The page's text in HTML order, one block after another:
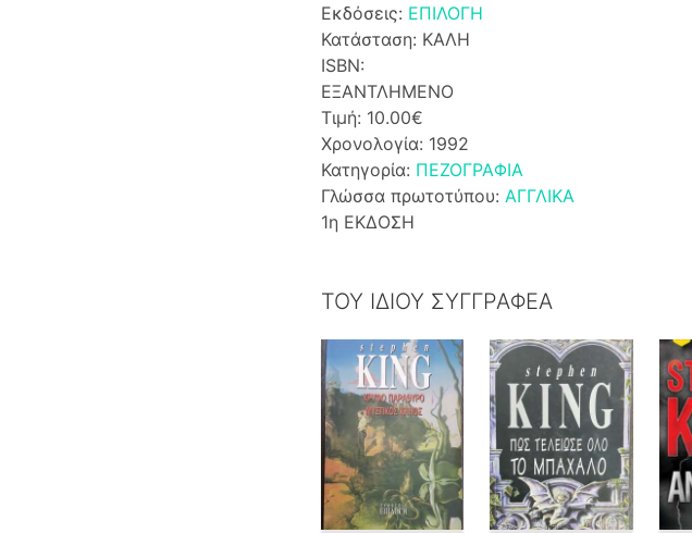
Εκδόσεις: ΕΠΙΛΟΓΗ
Κατάσταση: ΚΑΛΗ
ISBN:
ΕΞΑΝΤΛΗΜΕΝΟ
Τιμή: 10.00€
Χρονολογία: 1992
Κατηγορία: ΠΕΖΟΓΡΑΦΙΑ
Γλώσσα πρωτοτύπου: ΑΓΓΛΙΚΑ
1η ΕΚΔΟΣΗ
ΤΟΥ ΙΔΙΟΥ ΣΥΓΓΡΑΦΕΑ